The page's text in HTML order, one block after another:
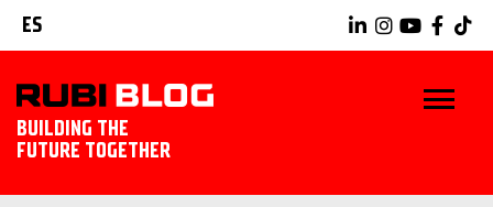
ES
BUILDING THE
FUTURE TOGETHER